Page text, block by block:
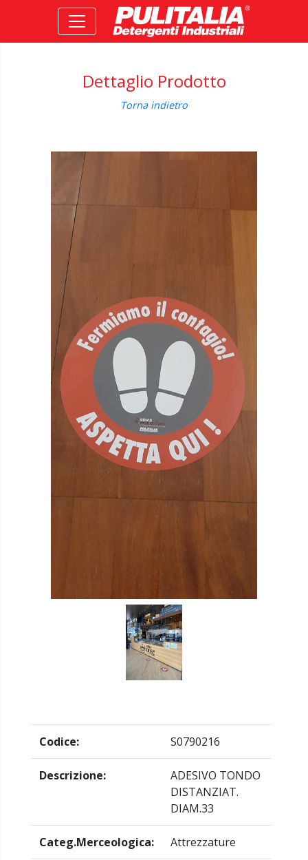
Dettaglio Prodotto
Torna indietro
Codice: S0790216
Descrizione:
ADESIVO TONDO
DISTANZIAT.
DIAM.33
Categ.Merceologica: Attrezzature